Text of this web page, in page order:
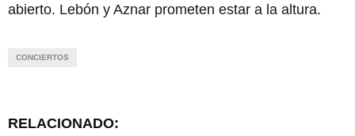
abierto. Lebón y Aznar prometen estar a la altura.
CONCIERTOS
RELACIONADO: